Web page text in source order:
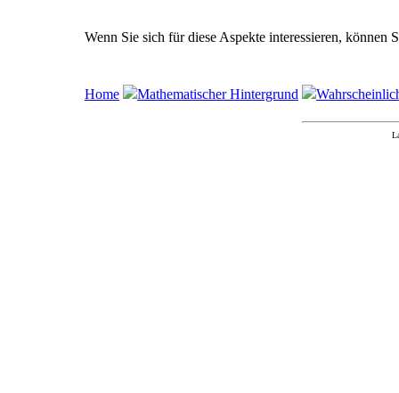
Wenn Sie sich für diese Aspekte interessieren, können
Home Mathematischer Hintergrund